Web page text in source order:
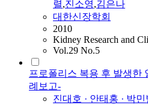
렬,진소영,김은나
대한신장학회
2010
Kidney Research and
Vol.29 No.5
프로폴리스 복용 후 발생한
례보고-
진대호 · 안태홍 · 박민